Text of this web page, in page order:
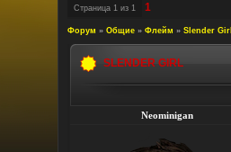
Страница 1 из 1 1
Форум » Общие » Флейм » Slender Girl
SLENDER GIRL
Neominigan